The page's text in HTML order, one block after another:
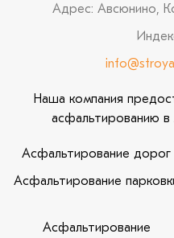
Адрес: Авсюнино,
Наша компания
асфальтированию в
Асфальтирование дорог
Асфальтирование
Асфальтирование